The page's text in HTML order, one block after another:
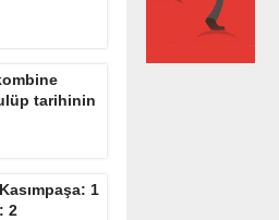
tarihinin
1
2